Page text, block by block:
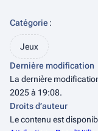
Catégorie :
Jeux
Dernière modification
La dernière
2025 à 19:08.
Droits d’auteur
Le contenu est